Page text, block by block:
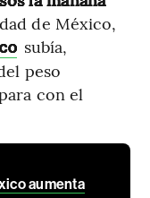
de México,
subía,
peso
con el
aumenta